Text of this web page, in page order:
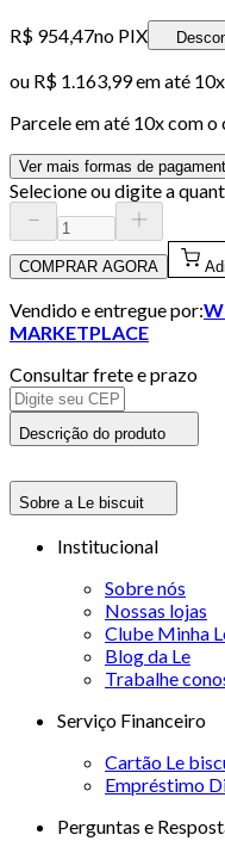
R$ 954,47no PIX
ou R$ 1.163,99em até
Parcele em até 10x com o
Ver mais formas de
Selecione ou digite a
COMPRAR AGORA
Vendido e entregue por:
MARKETPLACE
Consultar frete e prazo
Descrição do produto
Sobre a Le biscuit
Institucional
Sobre nós
Nossas lojas
Clube Minha
Blog da Le
Trabalhe
Serviço Financeiro
Cartão Le
Empréstimo
Perguntas e